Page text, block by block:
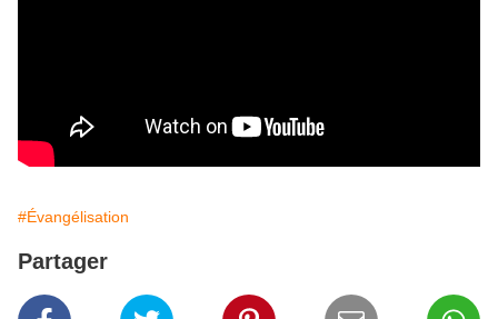
#Évangélisation
Partager